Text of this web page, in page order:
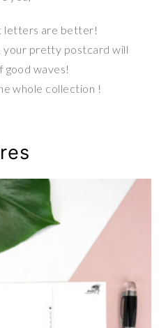
letters are better!
your pretty postcard will
good waves!
whole collection !